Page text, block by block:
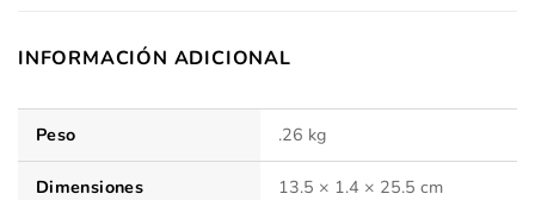
INFORMACIÓN ADICIONAL
Peso .26 kg
Dimensiones 13.5 × 1.4 × 25.5 cm